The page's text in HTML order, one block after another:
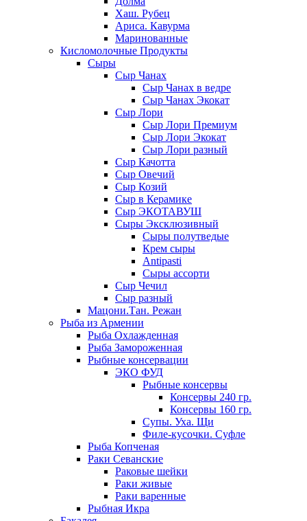
Хаш. Рубец
Ариса. Кавурма
Маринованные
Кисломолочные Продукты
Сыры
Сыр Чанах
Сыр Чанах в ведре
Сыр Чанах Экокат
Сыр Лори
Сыр Лори Премиум
Сыр Лори Экокат
Сыр Лори разный
Сыр Качотта
Сыр Овечий
Сыр Козий
Сыр в Керамике
Сыр ЭКОТАВУШ
Сыры Эксклюзивный
Сыры полутведые
Крем сыры
Antipasti
Сыры ассорти
Сыр Чечил
Сыр разный
Мацони.Тан. Режан
Рыба из Армении
Рыба Охлажденная
Рыба Замороженная
Рыбные консервации
ЭКО ФУД
Рыбные консервы
Консервы 240 гр.
Консервы 160 гр.
Супы. Уха. Щи
Филе-кусочки. Суфле
Рыба Копченая
Раки Севанские
Раковые шейки
Раки живые
Раки варенные
Рыбная Икра